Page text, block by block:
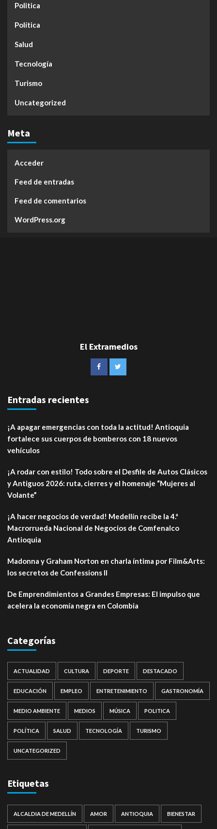
Politica
Política
Salud
Tecnología
Turismo
Uncategorized
Meta
Acceder
Feed de entradas
Feed de comentarios
WordPress.org
El Extramedios
Entradas recientes
¡A apagar emergencias con toda la actitud! Antioquia
fortalece sus cuerpos de bomberos con 18 nuevos
vehículos
¡A rodar con estilo! Todo sobre el Desfile de Autos Clásicos
y Antiguos 2026: ruta, cierres y el homenaje “Mujeres al
Volante”
¡A hacer negocios de verdad! Medellín recibe la 4.ª
Macrorrueda Nacional de Negocios de Comfenalco
Antioquia
Madonna y Graham Norton en charla íntima por Film&Arts:
los secretos de Confessions II
De Emprendimientos a Grandes Empresas: El impulso que
acelera la economía negra en Colombia
Categorías
ACTUALIDAD CULTURA DEPORTE DESTACADO
EDUCACIÓN EMPLEO ENTRETENIMIENTO GASTRONOMÍA
MEDIO AMBIENTE MEDIOS MÚSICA POLITICA
POLÍTICA SALUD TECNOLOGÍA TURISMO
UNCATEGORIZED
Etiquetas
ALCALDIA DE MEDELLÍN AMOR ANTIOQUIA BIENESTAR